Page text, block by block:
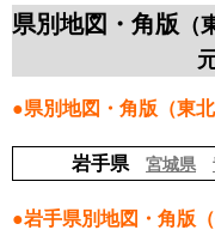
県別地図・角版
●県別地図・角版（東
岩手県 宮城県
●岩手県別地図・角